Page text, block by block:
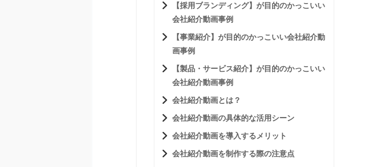
【採用ブランディング】が目的のかっこいい
会社紹介動画事例
【事業紹介】が目的のかっこいい会社紹介動
画事例
【製品・サービス紹介】が目的のかっこいい
会社紹介動画事例
会社紹介動画とは？
会社紹介動画の具体的な活用シーン
会社紹介動画を導入するメリット
会社紹介動画を制作する際の注意点